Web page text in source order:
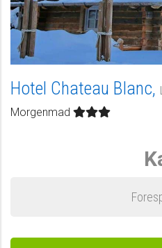
Hotel Chateau Blanc,
Morgenmad